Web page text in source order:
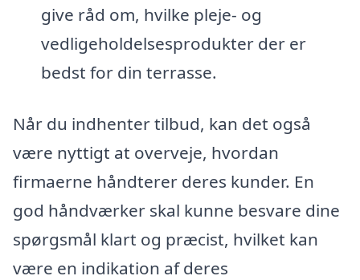
give råd om, hvilke pleje- og
vedligeholdelsesprodukter der er
bedst for din terrasse.
Når du indhenter tilbud, kan det også
være nyttigt at overveje, hvordan
firmaerne håndterer deres kunder. En
god håndværker skal kunne besvare dine
spørgsmål klart og præcist, hvilket kan
være en indikation af deres